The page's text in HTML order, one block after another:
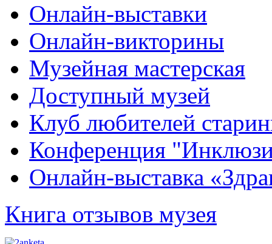
Онлайн-выставки
Онлайн-викторины
Музейная мастерская
Доступный музей
Клуб любителей
Конференция
Онлайн-выставка
Книга отзывов музея